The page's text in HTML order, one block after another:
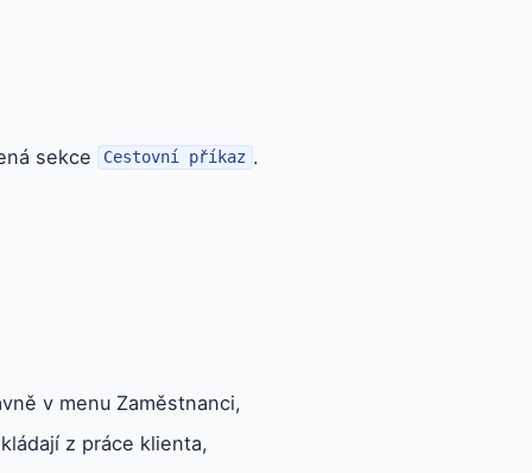
sekce Cestovní příkaz .
v menu Zaměstnanci,
z práce klienta,